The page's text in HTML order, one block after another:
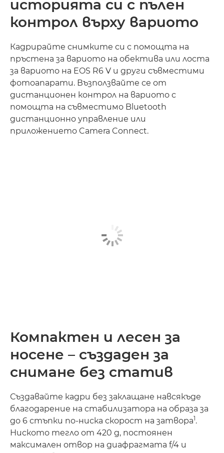
историята си с пълен
контрол върху вариото
Кадрирайте снимките си с помощта на
пръстена за вариото на обектива или лоста
за вариото на EOS R6 V и други съвместими
фотоапарати. Възползвайте се от
дистанционен контрол на вариото с
помощта на съвместимо Bluetooth
дистанционно управление или
приложението Camera Connect.
Компактен и лесен за
носене – създаден за
снимане без статив
Създавайте кадри без заклащане навсякъде
благодарение на стабилизатора на образа за
до 6 стъпки по-ниска скорост на затвора1.
Ниското тегло от 420 g, постоянен
максимален отвор на диафрагмата f/4 и